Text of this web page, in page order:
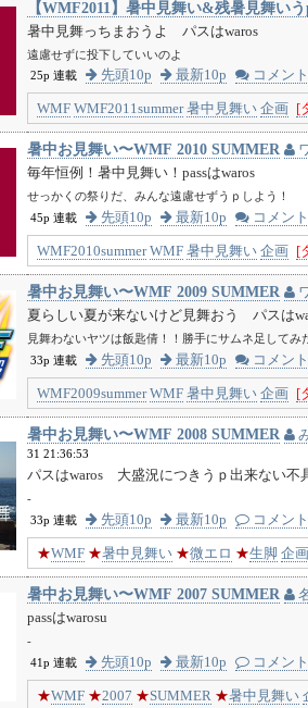
【WMF2011】暑中見舞い&残暑見舞い
暑中見舞っちまおうよ パスはwaros
遠慮せずに投下していいのよ
25p 連載
先頭10p 最新10p コメント
WMF WMF2011summer 暑中見舞い 企画 [
暑中お見舞い〜WMF 2010 SUMMER
毎年恒例！暑中見舞い！passはwaros
せっかくの祭りだ、みんな遠慮せずうｐしよう！
45p 連載
先頭10p 最新10p コメント
WMF2010summer WMF 暑中見舞い 企画 [
暑中お見舞い〜WMF 2009 SUMMER
夏らしい夏が来ないけど見舞おう パスは
見舞わないヤツは飯匙倩！！勝手にサムネ足してみ
33p 連載
先頭10p 最新10p コメント
WMF2009summer WMF 暑中見舞い 企画 [
暑中お見舞い〜WMF 2008 SUMMER
31 21:36:53
パスはwaros 大盛況につきうｐ出来ない不
-
33p 連載
先頭10p 最新10p コメント
★WMF ★暑中見舞い ★微エロ ★生脚 企画
暑中お見舞い〜WMF 2007 SUMMER
passはwarosu
-
41p 連載
先頭10p 最新10p コメント
★WMF ★2007 ★SUMMER ★暑中見舞い